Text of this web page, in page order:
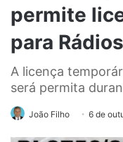
permite
para
A licença
será permita
João Filho 6 de